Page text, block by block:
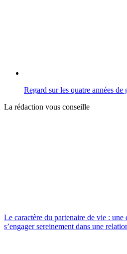
Regard sur les quatre années
La rédaction vous conseille
Le caractère du partenaire de vie : une
s’engager sereinement dans une